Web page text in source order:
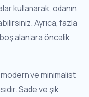
kullanarak, odanın
Ayrıca, fazla
alanlara öncelik
modern ve minimalist
Sade ve şık